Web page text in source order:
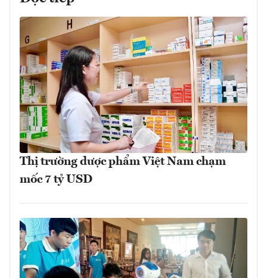
Thị trường dược phẩm Việt Nam chạm
mốc 7 tỷ USD